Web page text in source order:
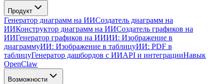
Продукт
Генератор диаграмм на ИИСоздатель диаграмм на
ИИКонструктор диаграмм на ИИСоздатель графиков на
ИИГенератор графиков на ИИИИ: Изображение в
диаграммуИИ: Изображение в таблицуИИ: PDF в
таблицуГенератор дашбордов с ИИAPI и интеграцииНавык
OpenClaw
Возможности